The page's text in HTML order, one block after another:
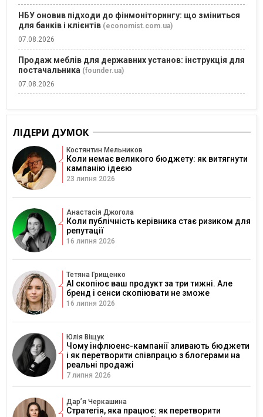
НБУ оновив підходи до фінмоніторингу: що зміниться
для банків і клієнтів (economist.com.ua)
07.08.2026
Продаж меблів для державних установ: інструкція для
постачальника (founder.ua)
07.08.2026
ЛІДЕРИ ДУМОК
Костянтин Мельников
Коли немає великого бюджету: як витягнути
кампанію ідеєю
23 липня 2026
Анастасія Джогола
Коли публічність керівника стає ризиком для
репутації
16 липня 2026
Тетяна Грищенко
AI скопіює ваш продукт за три тижні. Але
бренд і сенси скопіювати не зможе
16 липня 2026
Юлія Віщук
Чому інфлюенс-кампанії зливають бюджети
і як перетворити співпрацю з блогерами на
реальні продажі
7 липня 2026
Дарʼя Черкашина
Стратегія, яка працює: як перетворити